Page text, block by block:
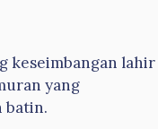
keseimbangan lahir
yang
batin.